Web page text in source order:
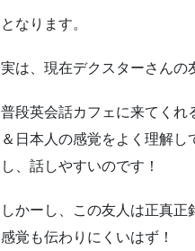
となります。
実は、現在デクスターさん
普段英会話カフェに来てくれ
＆日本人の感覚をよく理解
し、話しやすいのです！
しかーし、この友人は正真正
感覚も伝わりにくいはず！